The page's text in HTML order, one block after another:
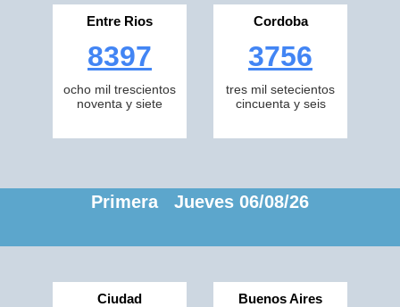
Entre Rios
8397
ocho mil trescientos
noventa y siete
Cordoba
3756
tres mil setecientos
cincuenta y seis
Primera Jueves 06/08/26
Ciudad Buenos Aires